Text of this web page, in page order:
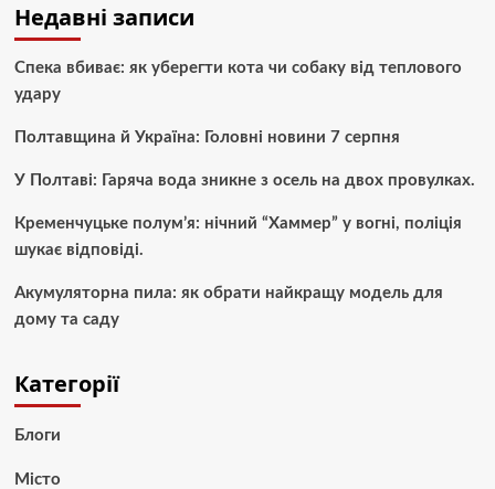
Недавні записи
Спека вбиває: як уберегти кота чи собаку від теплового
удару
Полтавщина й Україна: Головні новини 7 серпня
У Полтаві: Гаряча вода зникне з осель на двох провулках.
Кременчуцьке полум’я: нічний “Хаммер” у вогні, поліція
шукає відповіді.
Акумуляторна пила: як обрати найкращу модель для
дому та саду
Категорії
Блоги
Місто